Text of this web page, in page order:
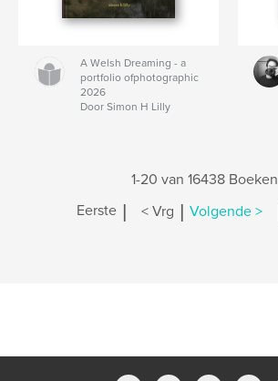
A Welsh Dreaming - a
portfolio ofphotographic
2026
Door Simon H Lilly
1-20 van 16438 Boeken
Eerste | < Vrg | Volgende >